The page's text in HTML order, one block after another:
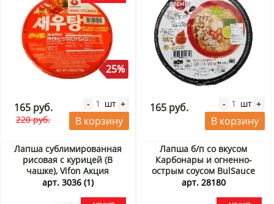
25%
165 руб.
220 руб.
- шт +
В корзину
165 руб. - шт +
В корзину
Лапша сублимированная
рисовая с курицей (В
чашке), Vifon Акция
арт. 3036 (1)
Лапша б/п со вкусом
Карбонары и огненно-
острым соусом BulSauce
Carbonara Ramen Harim,
арт. 28180